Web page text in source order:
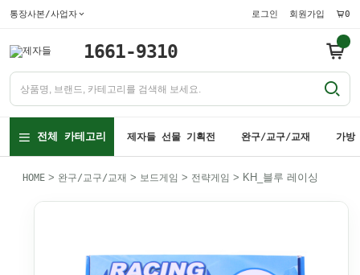
통장사본/사업자 로그인 회원가입 0
1661-9310
전체 카테고리 제자들 선물 기획전 완구/교구/교재 가방
HOME > 완구/교구/교재 > 보드게임 > 전략게임 > KH_블루 레이싱